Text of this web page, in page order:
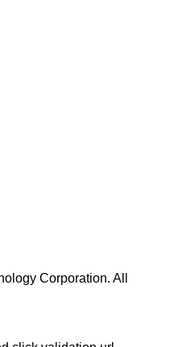
Corporation. All